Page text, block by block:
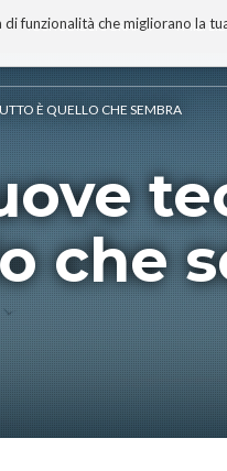
funzionalità che migliorano la
TECNOBIBLIOGRAFIA I MIEI
È QUELLO CHE SEMBRA
che